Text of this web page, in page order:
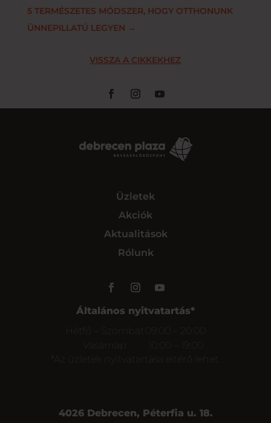
5 TERMÉSZETES MÓDSZER, HOGY OTTHONUNK
ÜNNEPILLATÚ LEGYEN →
VISSZA A CIKKEKHEZ
Üzletek
Akciók
Aktualitások
Rólunk
Általános nyitvatartás*
Hétfő – Szombat
*Az üzletek nyitvatartása eltérő lehet.
4026 Debrecen, Péterfia u. 18.